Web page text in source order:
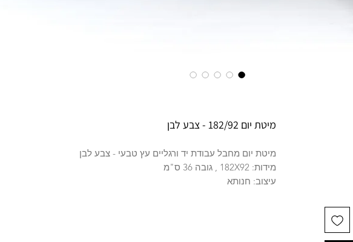
מיטת יום 182/92 - צבע לבן
מיטת יום מחבל עבודת יד ורגליים עץ טבעי - צבע לבן
מידות: 182X92 , גובה 36 ס"מ
עיצוב: חנותא